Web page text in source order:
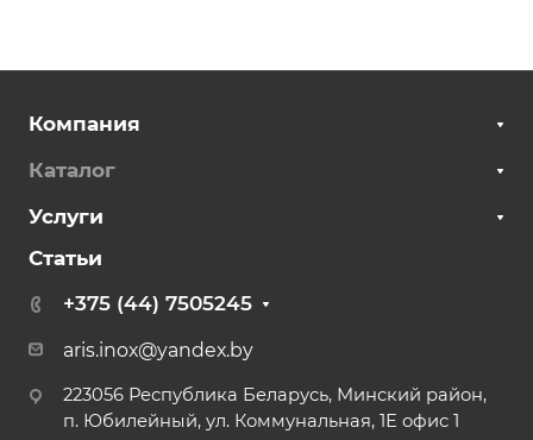
Компания
Каталог
Услуги
Статьи
+375 (44) 7505245
aris.inox@yandex.by
223056 Республика Беларусь, Минский район,
п. Юбилейный, ул. Коммунальная, 1Е офис 1